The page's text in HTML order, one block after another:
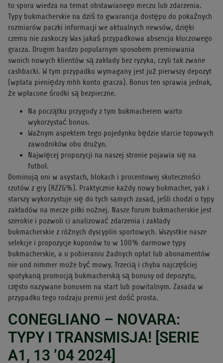
to spora wiedza na temat obstawianego meczu lub zdarzenia.
Typy bukmacherskie na dziś to gwarancja dostępu do pokaźnych
rozmiarów paczki informacji we aktualnych newsów, dzięki
czemu nie zaskoczy Was jakaś przypadkowa absencja kluczowego
gracza. Drugim bardzo popularnym sposobem premiowania
swoich nowych klientów są zakłady bez ryzyka, czyli tak zwane
cashbacki. W tym przypadku wymagany jest już pierwszy depozyt
(wpłata pieniędzy mhh konto gracza). Bonus ten sprawia jednak,
że wpłacone środki są bezpieczne.
Na początku przygody z tym bukmacherem warto
wykorzystać bonus.
Ważnym aspektem tego pojedynku będzie starcie topowych
zawodników obu drużyn.
Najwięcej propozycji na naszej stronie pojawia się na
futbol.
Dominują oni w asystach, blokach i procentowej skuteczności
rzutów z gry (RZZG%). Praktycznie każdy nowy bukmacher, yak i
starszy wykorzystuje się do tych samych zasad, jeśli chodzi o typy
zakładów na mecze piłki nożnej. Nasze forum bukmacherskie jest
szerokie i pozwoli ci analizować zdarzenia i zakłady
bukmacherskie z różnych dyscyplin sportowych. Wszystkie nasze
selekcje i propozycje kuponów to w 100% darmowe typy
bukmacherskie, a u pobieraniu żadnych opłat lub abonamentów
nie und nimmer może być mowy. Trzecią i chyba najczęściej
spotykaną promocją bukmacherską są bonusy od depozytu,
często nazywane bonusem na start lub powitalnym. Zasada w
przypadku tego rodzaju premii jest dość prosta.
CONEGLIANO – NOVARA:
TYPY I TRANSMISJA! [SERIE
A1, 13 ’04 2024]